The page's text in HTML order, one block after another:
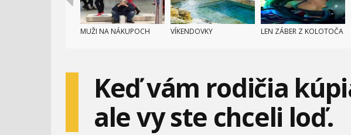
MUŽI NA NÁKUPOCH VÍKENDOVKY LEN ZÁBER Z KOLOTOČA
Keď vám rodičia
ale vy ste chceli loď.